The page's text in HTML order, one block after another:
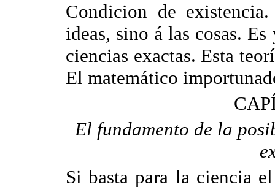
Condicion de
ideas, sino á las cosas.
ciencias exactas. Esta
El matemático
El fundamento de la
Si basta para la ciencia